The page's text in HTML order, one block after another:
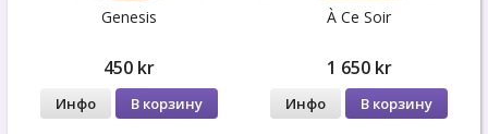
Genesis
450 kr
Инфо В корзину
À Ce Soir
1 650 kr
Инфо В корзину